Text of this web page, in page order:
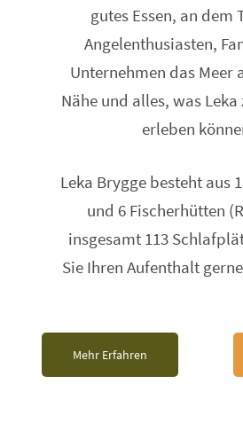
gutes Essen, an dem
Angelenthusiasten,
Unternehmen das Meer
Nähe und alles, was
erleben
Leka Brygge besteht aus
und 6 Fischerhütten
insgesamt 113
Sie Ihren Aufenthalt
Mehr Erfahren